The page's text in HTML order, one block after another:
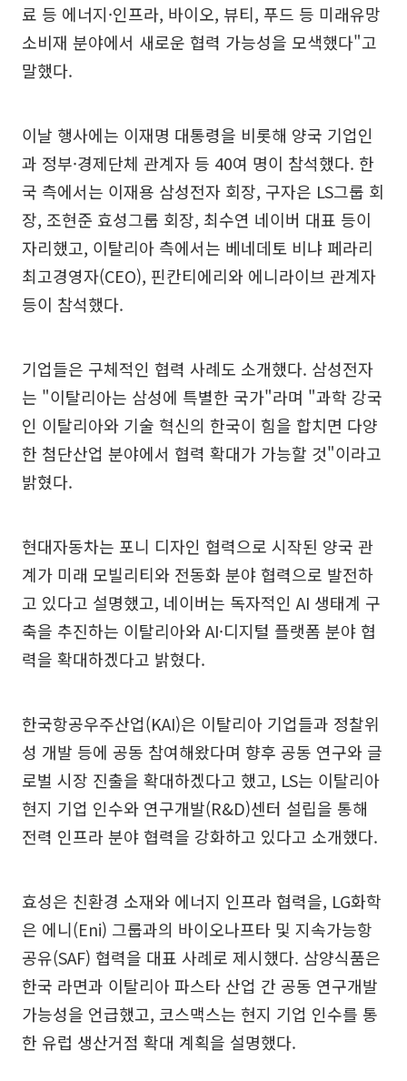
료 등 에너지·인프라, 바이오, 뷰티, 푸드 등 미래유망
소비재 분야에서 새로운 협력 가능성을 모색했다"고
말했다.
이날 행사에는 이재명 대통령을 비롯해 양국 기업인
과 정부·경제단체 관계자 등 40여 명이 참석했다. 한
국 측에서는 이재용 삼성전자 회장, 구자은 LS그룹 회
장, 조현준 효성그룹 회장, 최수연 네이버 대표 등이
자리했고, 이탈리아 측에서는 베네데토 비냐 페라리
최고경영자(CEO), 핀칸티에리와 에니라이브 관계자
등이 참석했다.
기업들은 구체적인 협력 사례도 소개했다. 삼성전자
는 "이탈리아는 삼성에 특별한 국가"라며 "과학 강국
인 이탈리아와 기술 혁신의 한국이 힘을 합치면 다양
한 첨단산업 분야에서 협력 확대가 가능할 것"이라고
밝혔다.
현대자동차는 포니 디자인 협력으로 시작된 양국 관
계가 미래 모빌리티와 전동화 분야 협력으로 발전하
고 있다고 설명했고, 네이버는 독자적인 AI 생태계 구
축을 추진하는 이탈리아와 AI·디지털 플랫폼 분야 협
력을 확대하겠다고 밝혔다.
한국항공우주산업(KAI)은 이탈리아 기업들과 정찰위
성 개발 등에 공동 참여해왔다며 향후 공동 연구와 글
로벌 시장 진출을 확대하겠다고 했고, LS는 이탈리아
현지 기업 인수와 연구개발(R&D)센터 설립을 통해
전력 인프라 분야 협력을 강화하고 있다고 소개했다.
효성은 친환경 소재와 에너지 인프라 협력을, LG화학
은 에니(Eni) 그룹과의 바이오나프타 및 지속가능항
공유(SAF) 협력을 대표 사례로 제시했다. 삼양식품은
한국 라면과 이탈리아 파스타 산업 간 공동 연구개발
가능성을 언급했고, 코스맥스는 현지 기업 인수를 통
한 유럽 생산거점 확대 계획을 설명했다.